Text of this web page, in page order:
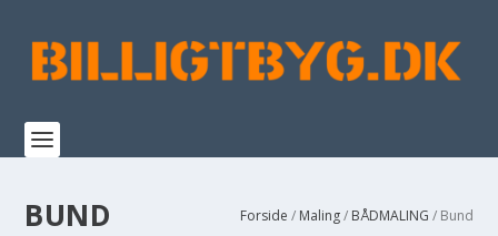
BUND Forside / Maling/ BÅDMALING / Bund